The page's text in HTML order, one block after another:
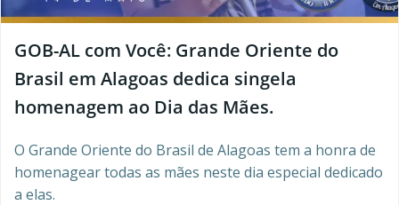
GOB-AL com Você: Grande Oriente do
Brasil em Alagoas dedica singela
homenagem ao Dia das Mães.
O Grande Oriente do Brasil de Alagoas tem a honra de
homenagear todas as mães neste dia especial dedicado
a elas.